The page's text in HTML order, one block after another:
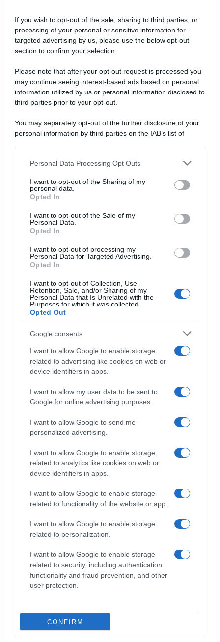
If you wish to opt-out of the sale, sharing to third parties, or
processing of your personal or sensitive information for
targeted advertising by us, please use the below opt-out
section to confirm your selection.
Please note that after your opt-out request is processed you
may continue seeing interest-based ads based on personal
information utilized by us or personal information disclosed to
third parties prior to your opt-out.
You may separately opt-out of the further disclosure of your
personal information by third parties on the IAB’s list of
This information may also be disclosed by us to third parties
disclose it to other third parties.
Please note that this website/app uses one or more Google
services and may gather and store information including but
not limited to your visit or usage behaviour. You may click to
grant or deny consent to Google and its third-party tags to
consent section.
Personal Data Processing Opt Outs
I want to opt-out of the Sharing of my
personal data.
Opted In
I want to opt-out of the Sale of my
Personal Data.
Opted In
I want to opt-out of processing my
Personal Data for Targeted Advertising.
Opted In
I want to opt-out of Collection, Use,
Retention, Sale, and/or Sharing of my
Personal Data that Is Unrelated with the
Purposes for which it was collected.
Opted Out
Google consents
I want to allow Google to enable storage
related to advertising like cookies on web or
device identifiers in apps.
I want to allow my user data to be sent to
Google for online advertising purposes.
I want to allow Google to send me
personalized advertising.
I want to allow Google to enable storage
related to analytics like cookies on web or
device identifiers in apps.
I want to allow Google to enable storage
related to functionality of the website or app.
I want to allow Google to enable storage
related to personalization.
I want to allow Google to enable storage
related to security, including authentication
functionality and fraud prevention, and other
user protection.
CONFIRM